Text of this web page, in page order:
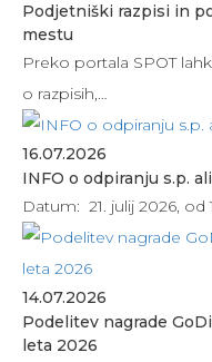
Podjetniški razpisi in
mestu
Preko portala SPOT
o razpisih,…
16.07.2026
INFO o odpiranju s.p.
Datum: 21. julij 2026,
14.07.2026
Podelitev nagrade
leta 2026